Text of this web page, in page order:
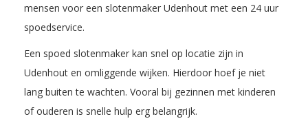
mensen voor een slotenmaker Udenhout met een 24 uur
spoedservice.
Een spoed slotenmaker kan snel op locatie zijn in
Udenhout en omliggende wijken. Hierdoor hoef je niet
lang buiten te wachten. Vooral bij gezinnen met kinderen
of ouderen is snelle hulp erg belangrijk.